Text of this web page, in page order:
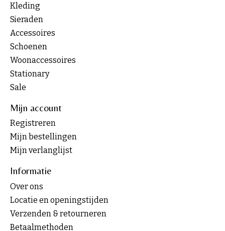
Kleding
Sieraden
Accessoires
Schoenen
Woonaccessoires
Stationary
Sale
Mijn account
Registreren
Mijn bestellingen
Mijn verlanglijst
Informatie
Over ons
Locatie en openingstijden
Verzenden & retourneren
Betaalmethoden